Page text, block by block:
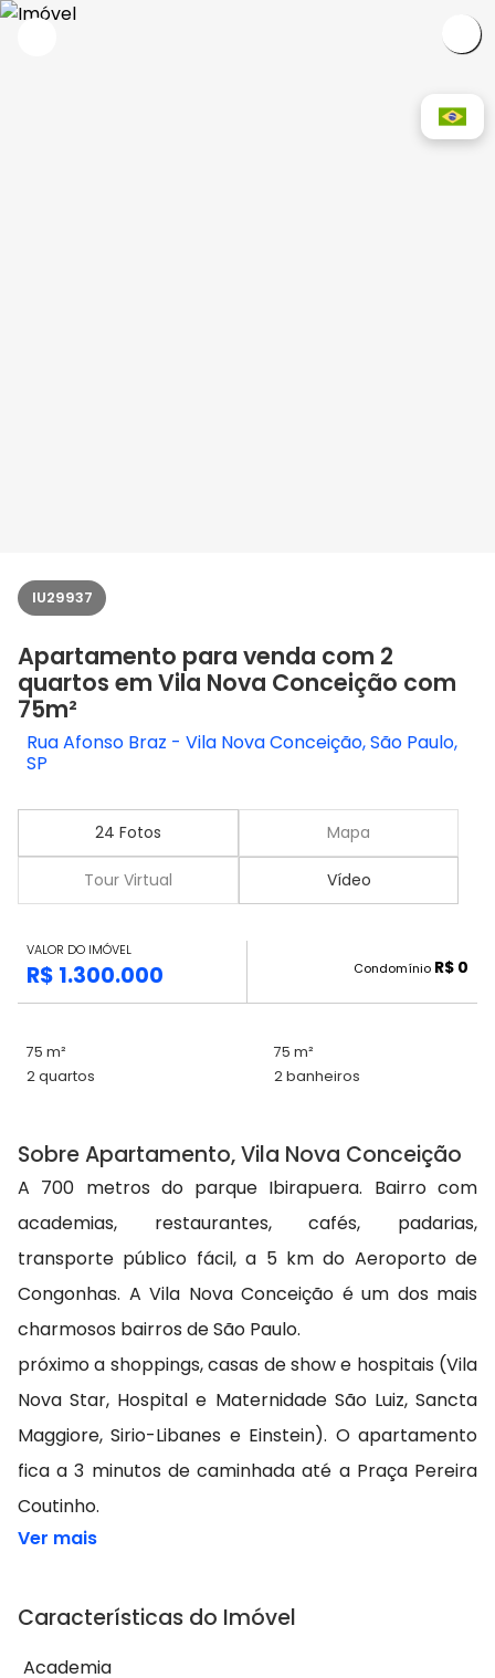
IU29937
Apartamento para venda com 2
quartos em Vila Nova Conceição com
75m²
Rua Afonso Braz - Vila Nova Conceição, São Paulo,
SP
24 Fotos Mapa
Tour Virtual Vídeo
VALOR DO IMÓVEL
R$ 1.300.000 Condomínio R$ 0
75 m²
75 m²
2 quartos
2 banheiros
Sobre Apartamento, Vila Nova Conceição
A 700 metros do parque Ibirapuera. Bairro com
academias, restaurantes, cafés, padarias,
transporte público fácil, a 5 km do Aeroporto de
Congonhas. A Vila Nova Conceição é um dos mais
charmosos bairros de São Paulo.
próximo a shoppings, casas de show e hospitais (Vila
Nova Star, Hospital e Maternidade São Luiz, Sancta
Maggiore, Sirio-Libanes e Einstein). O apartamento
fica a 3 minutos de caminhada até a Praça Pereira
Coutinho.
Ver mais
Características do Imóvel
Academia